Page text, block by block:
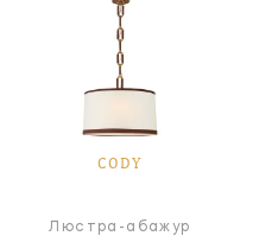
CODY
Люстра-абажур